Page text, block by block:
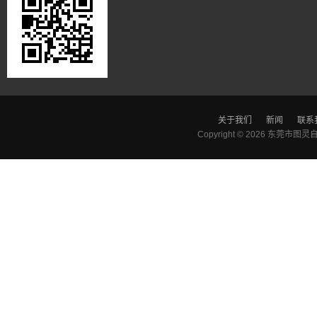
关于我们 新闻
联系
Copyright © 2026 东莞市图灵